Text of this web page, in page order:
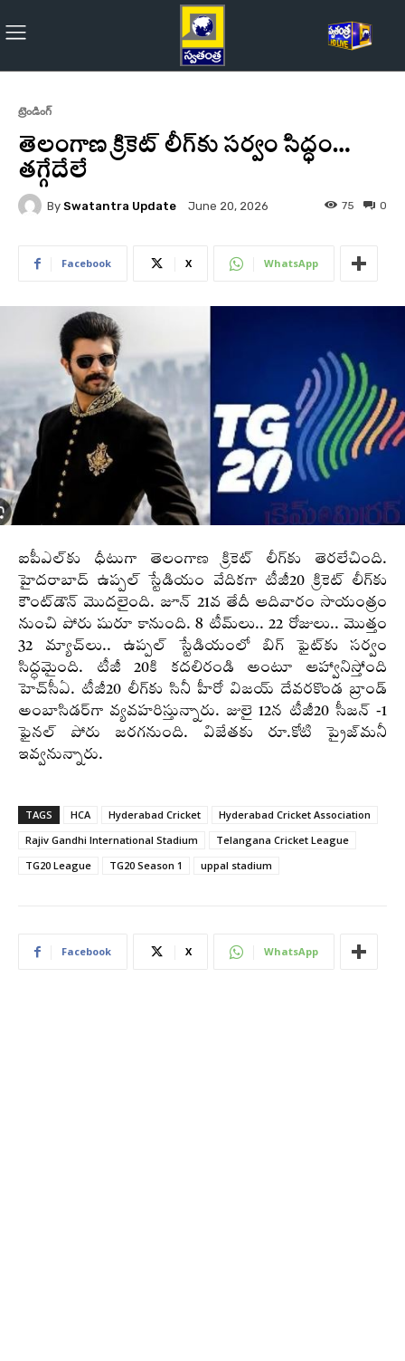
ట్రెండింగ్
తెలంగాణ క్రికెట్‌ లీగ్‌కు సర్వం సిద్ధం…
తగ్గేదేలే
By Swatantra Update June 20, 2026 0
75
Facebook X WhatsApp
ఐపీఎల్‌కు ధీటుగా తెలంగాణ క్రికెట్‌ లీగ్‌కు తెరలేచింది.
హైదరాబాద్‌ ఉప్పల్‌ స్టేడియం వేదికగా టీజీ20 క్రికెట్ లీగ్‌కు
కౌంట్‌డౌన్‌ మొదలైంది. జూన్‌ 21వ తేదీ ఆదివారం సాయంత్రం
నుంచి పోరు షురూ కానుంది. 8 టీమ్‌లు.. 22 రోజులు.. మొత్తం
32 మ్యాచ్‌లు.. ఉప్పల్‌ స్టేడియంలో బిగ్‌ ఫైట్‌కు సర్వం
సిద్ధమైంది. టీజీ 20కి కదలిరండి అంటూ ఆహ్వానిస్తోంది
హెచ్‌సీఏ. టీజీ20 లీగ్‌కు సినీ హీరో విజయ్‌ దేవరకొండ బ్రాండ్‌
అంబాసిడర్‌గా వ్యవహరిస్తున్నారు. జులై 12న టీజీ20 సీజన్‌ -1
ఫైనల్‌ పోరు జరగనుంది. విజేతకు రూ.కోటి ప్రైజ్‌మనీ
ఇవ్వనున్నారు.
TAGS HCA Hyderabad Cricket
Hyderabad Cricket Association
Rajiv Gandhi International Stadium
Telangana Cricket League
TG20 League
TG20 Season 1 uppal stadium
Facebook X WhatsApp